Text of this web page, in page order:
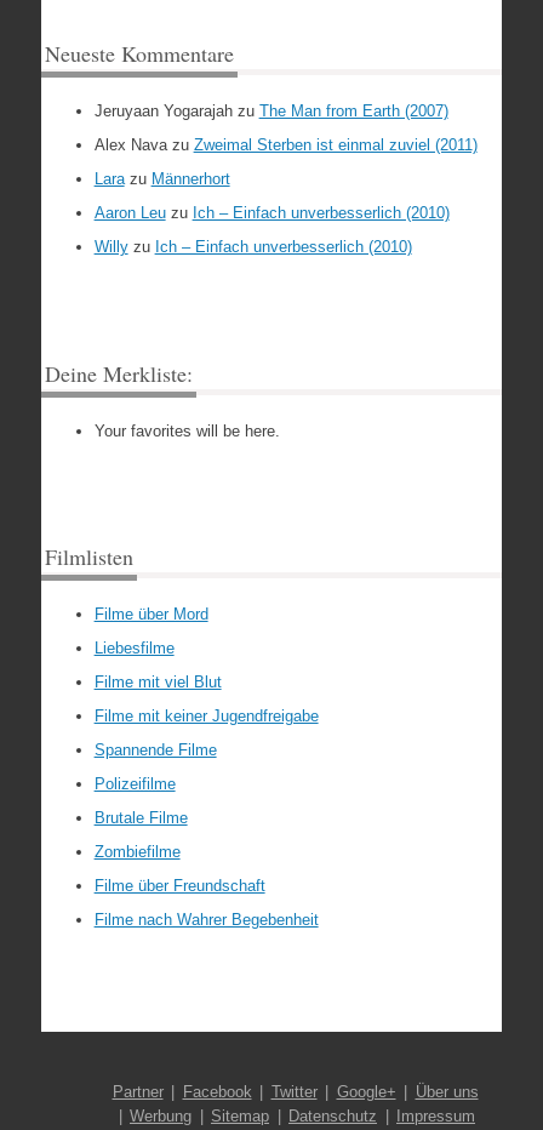
Neueste Kommentare
Jeruyaan Yogarajahzu The Man from Earth (2007)
Alex Navazu Zweimal Sterben ist einmal zuviel (2011)
Larazu Männerhort
Aaron Leuzu Ich – Einfach unverbesserlich (2010)
Willyzu Ich – Einfach unverbesserlich (2010)
Deine Merkliste:
Your favorites will be here.
Filmlisten
Filme über Mord
Liebesfilme
Filme mit viel Blut
Filme mit keiner Jugendfreigabe
Spannende Filme
Polizeifilme
Brutale Filme
Zombiefilme
Filme über Freundschaft
Filme nach Wahrer Begebenheit
Partner Facebook Twitter Google+
Über uns
Werbung
Sitemap Datenschutz Impressum